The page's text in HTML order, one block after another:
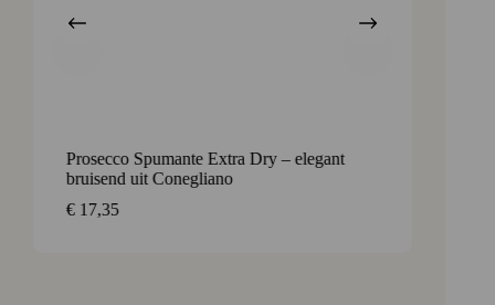
Prosecco Spumante Extra Dry – elegant
bruisend uit Conegliano
€ 17,35